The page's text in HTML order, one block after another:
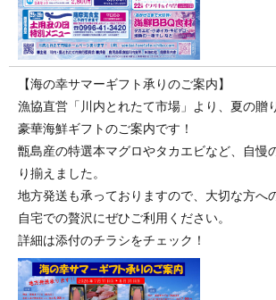
【海の幸サマーギフト承りのご案内】
漁協直営「川内とれたて市場」より、夏の贈
豪華海鮮ギフトのご案内です！
甑島産の特選本マグロやタカエビなど、自慢
り揃えました。
地方発送も承っておりますので、大切な方へ
自宅での贅沢にぜひご利用ください。
詳細は添付のチラシをチェック！